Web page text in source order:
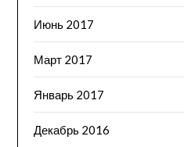
Июнь 2017
Март 2017
Январь 2017
Декабрь 2016